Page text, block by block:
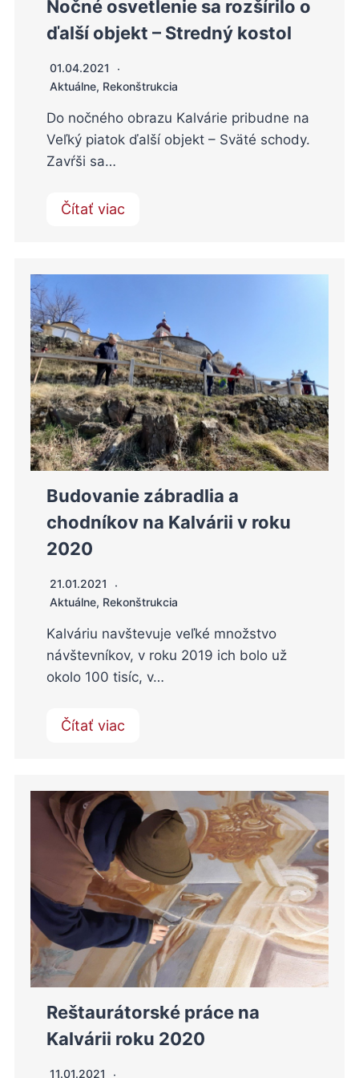
Nočné osvetlenie sa rozšírilo o
ďalší objekt – Stredný kostol
01.04.2021
Aktuálne, Rekonštrukcia
Do nočného obrazu Kalvárie pribudne na
Veľký piatok ďalší objekt – Sväté schody.
Zavŕši sa…
Čítať viac
Budovanie zábradlia a
chodníkov na Kalvárii v roku
2020
21.01.2021
Aktuálne, Rekonštrukcia
Kalváriu navštevuje veľké množstvo
návštevníkov, v roku 2019 ich bolo už
okolo 100 tisíc, v…
Čítať viac
Reštaurátorské práce na
Kalvárii roku 2020
11.01.2021